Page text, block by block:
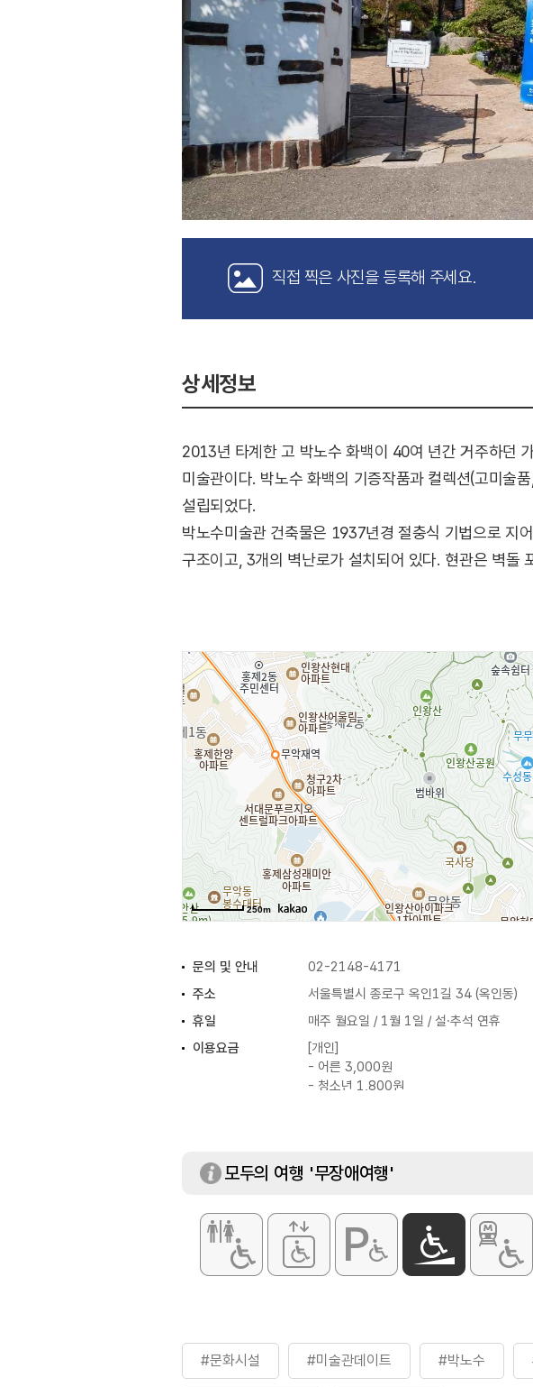
직접 찍은 사진을 등록해 주세요.
상세정보
2013년 타계한 고 박노수 화백이 40여 년간 거주하던
미술관이다. 박노수 화백의 기증작품과 컬렉션(고미술
설립되었다.
박노수미술관 건축물은 1937년경 절충식 기법으로 지
구조이고, 3개의 벽난로가 설치되어 있다. 현관은 벽돌
장식적인 요소와 단순함이 어우러져 독특한 분위기를
등을 기획하는 등 시민들에게 문화향유 기회를 제공하
250m
문의 및 안내 02-2148-4171
주소
서울특별시 종로구 옥인1길 34 (옥인동)
휴일
매주 월요일 / 1월 1일 / 설·추석 연휴
이용요금
[개인]
- 어른 3,000원
- 청소년 1,800원
- 청소년 1,200원
- 어린이 600원
모두의 여행 '무장애여행'
#문화시설 #미술관데이트 #박노수